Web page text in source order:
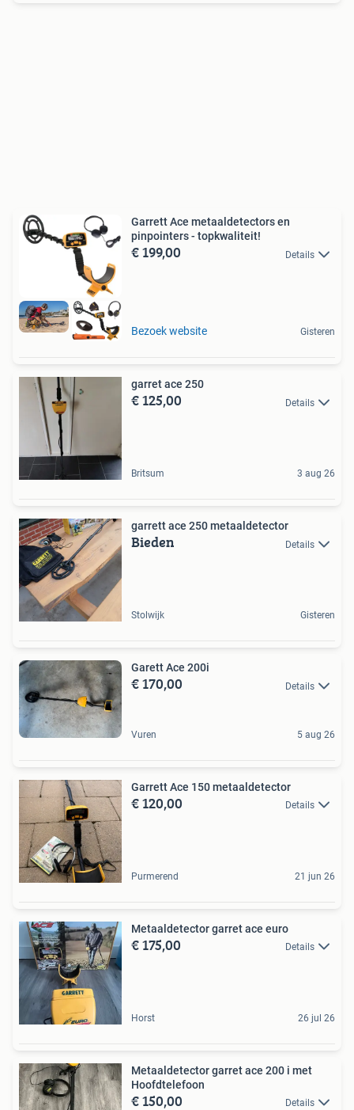
Garrett Ace metaaldetectors en
pinpointers - topkwaliteit!
€ 199,00 Details
Bezoek website Gisteren
garret ace 250
€ 125,00 Details
Britsum 3 aug 26
garrett ace 250 metaaldetector
Bieden Details
Stolwijk Gisteren
Garett Ace 200i
€ 170,00 Details
Vuren 5 aug 26
Garrett Ace 150 metaaldetector
€ 120,00 Details
Purmerend 21 jun 26
Metaaldetector garret ace euro
€ 175,00 Details
Horst 26 jul 26
Metaaldetector garret ace 200 i met
Hoofdtelefoon
€ 150,00 Details